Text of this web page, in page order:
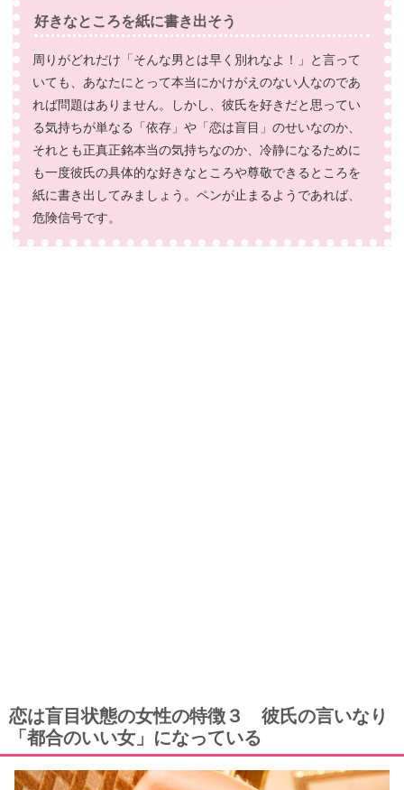
好きなところを紙に書き出そう
周りがどれだけ「そんな男とは早く別れなよ！」と言って
いても、あなたにとって本当にかけがえのない人なのであ
れば問題はありません。しかし、彼氏を好きだと思ってい
る気持ちが単なる「依存」や「恋は盲目」のせいなのか、
それとも正真正銘本当の気持ちなのか、冷静になるために
も一度彼氏の具体的な好きなところや尊敬できるところを
紙に書き出してみましょう。ペンが止まるようであれば、
危険信号です。
恋は盲目状態の女性の特徴３ 彼氏の言いなり
「都合のいい女」になっている